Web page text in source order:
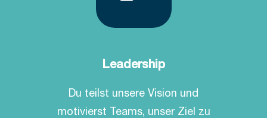
Leadership
Du teilst unsere Vision und
motivierst Teams, unser Ziel zu